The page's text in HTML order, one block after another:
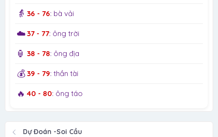
👵 36 - 76: bà vải
☁️ 37 - 77: ông trời
🏮 38 - 78: ông địa
💰 39 - 79: thần tài
🔥 40 - 80: ông táo
Dự Đoán -Soi Cầu